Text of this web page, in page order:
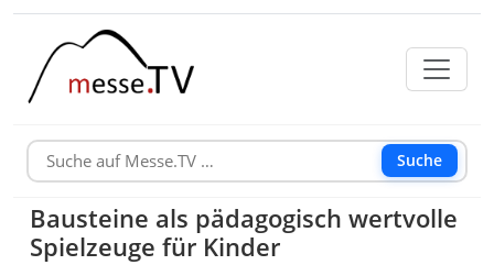
Suche
Bausteine als pädagogisch wertvolle
Spielzeuge für Kinder